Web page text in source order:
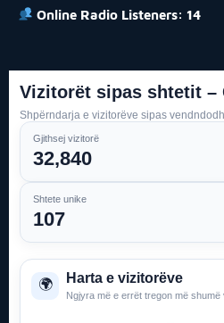
Online Radio Listeners:14